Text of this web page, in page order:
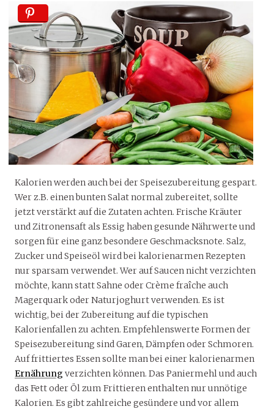
Kalorien werden auch bei der Speisezubereitung gespart.
Wer z.B. einen bunten Salat normal zubereitet, sollte
jetzt verstärkt auf die Zutaten achten. Frische Kräuter
und Zitronensaft als Essig haben gesunde Nährwerte und
sorgen für eine ganz besondere Geschmacksnote. Salz,
Zucker und Speiseöl wird bei kalorienarmen Rezepten
nur sparsam verwendet. Wer auf Saucen nicht verzichten
möchte, kann statt Sahne oder Crème fraîche auch
Magerquark oder Naturjoghurt verwenden. Es ist
wichtig, bei der Zubereitung auf die typischen
Kalorienfallen zu achten. Empfehlenswerte Formen der
Speisezubereitung sind Garen, Dämpfen oder Schmoren.
Auf frittiertes Essen sollte man bei einer kalorienarmen
Ernährung verzichten können. Das Paniermehl und auch
das Fett oder Öl zum Frittieren enthalten nur unnötige
Kalorien. Es gibt zahlreiche gesündere und vor allem